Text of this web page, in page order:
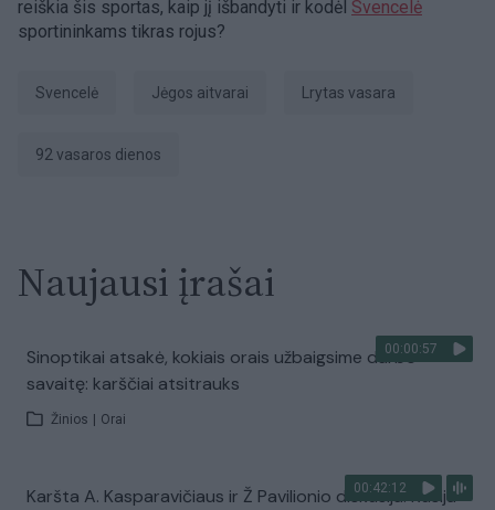
reiškia šis sportas, kaip jį išbandyti ir kodėl Svencelė
sportininkams tikras rojus?
Svencelė jėgos aitvarai Lrytas vasara
92 vasaros dienos
Naujausi įrašai
00:00:57
Sinoptikai atsakė, kokiais orais užbaigsime darbo
savaitę: karščiai atsitrauks
Žinios Orai
00:42:12
Karšta A. Kasparavičiaus ir Ž Pavilionio diskusija: Rusija